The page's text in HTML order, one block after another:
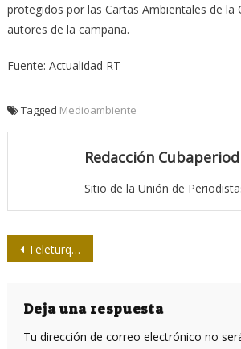
protegidos por las Cartas Ambientales de la
autores de la campaña.
Fuente: Actualidad RT
Tagged Medioambiente
Redacción
Sitio de la Unión de
Navegación
entradas
Teleturquino y Radio Triple M realizan asambleas X Congreso Upec
Deja una respuesta
Tu dirección de correo electrónico no